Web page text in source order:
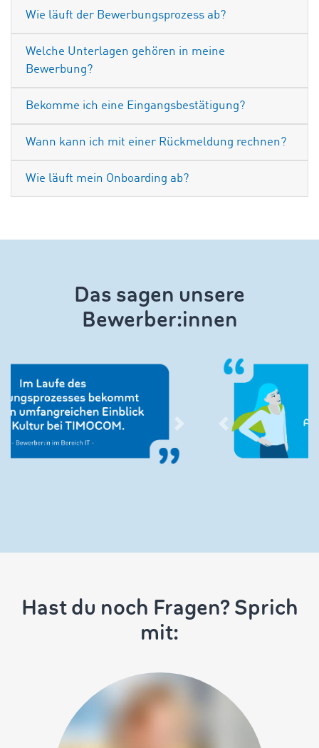
Wie läuft der Bewerbungsprozess ab?
Welche Unterlagen gehören in meine
Bewerbung?
Bekomme ich eine Eingangsbestätigung?
Wann kann ich mit einer Rückmeldung rechnen?
Wie läuft mein Onboarding ab?
Das sagen unsere
Bewerber:innen
Hast du noch Fragen? Sprich
mit: